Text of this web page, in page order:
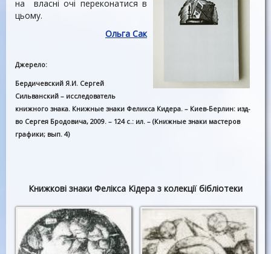
на власні очі переконатися в
цьому.
Ольга Сак
Джерело:
Бердичевский Я.И. Сергей
Сильванский – исследователь
книжного знака. Книжные знаки Феликса Кидера. – Киев-Берлин: изд-
во Сергея Бродовича, 2009. – 124 с.: ил. – (Книжные знаки мастеров
графики; вып. 4)
Книжкові знаки Фелікса Кідера з колекції бібліотеки
Ф.Кідер. Екслібрис
херсонця Є.Потапова
Ф.Кідер. Екслібрис
А.Бикова